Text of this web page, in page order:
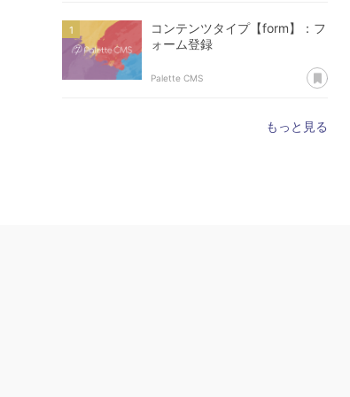
コンテンツタイプ【form】：フ
ォーム登録
Palette CMS あ
もっと見る